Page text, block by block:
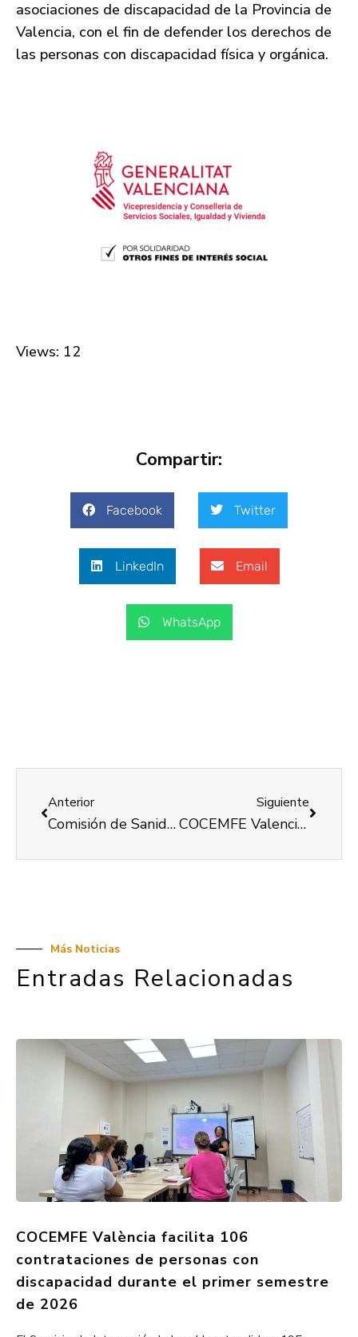
asociaciones de discapacidad de la Provincia de
Valencia, con el fin de defender los derechos de
las personas con discapacidad física y orgánica.
Views: 12
Compartir:
Facebook Twitter
LinkedIn Email
WhatsApp
Anterior
Comisión de Sanidad de COCEMFE València. Reunión de marzo de 2025
Siguiente
COCEMFE Valencia ha dut a terme durant 2024-2025 el projecte ‘Itineraris de vida independent per a persones amb gran discapacitat física i/o orgànica’
Más Noticias
Entradas Relacionadas
COCEMFE València facilita 106
contrataciones de personas con
discapacidad durante el primer semestre
de 2026